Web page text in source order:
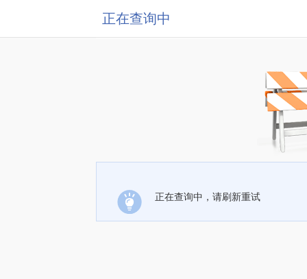
正在查询中
正在查询中，请刷新重试